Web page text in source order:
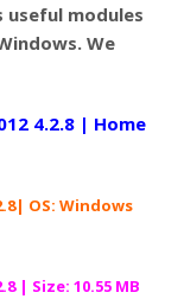
modules
We
4.2.8 | Home
OS: Windows
| Size: 10.55 MB